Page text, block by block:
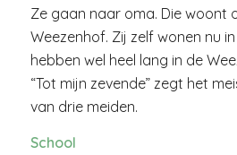
Ze gaan naar oma. Die woont
Weezenhof. Zij zelf wonen nu
hebben wel heel lang in de
“Tot mijn zevende” zegt het
van drie meiden.
School